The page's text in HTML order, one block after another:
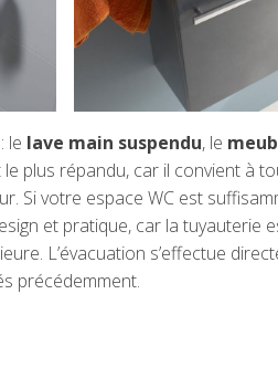
: le lave main suspendu, le
plus répandu, car il convient à
Si votre espace WC est
et pratique, car la tuyauterie
L’évacuation s’effectue
précédemment.